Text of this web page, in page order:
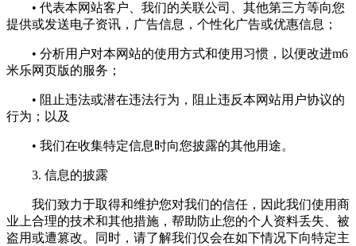
• 代表本网站客户、我们的关联公司、其他第三方等向您
提供或发送电子资讯，广告信息，个性化广告或优惠信息；
• 分析用户对本网站的使用方式和使用习惯，以便改进m6
米乐网页版的服务；
• 阻止违法或潜在违法行为，阻止违反本网站用户协议的
行为；以及
• 我们在收集特定信息时向您披露的其他用途。
3. 信息的披露
我们致力于取得和维护您对我们的信任，因此我们使用商
业上合理的技术和其他措施，帮助防止您的个人资料丢失、被
盗用或遭篡改。同时，请了解我们仅会在如下情况下向特定主